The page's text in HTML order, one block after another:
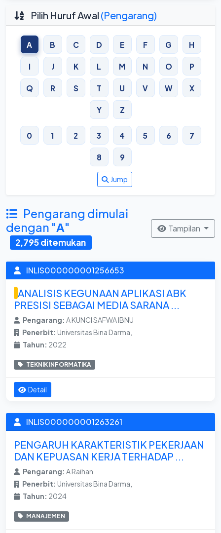
Pilih Huruf Awal (Pengarang)
A B C D E F G H
I J K L M N O P
Q R S T U V W X
Y Z
0 1 2 3 4 5 6 7
8 9
Jump
Pengarang dimulai
dengan "A"
2,795 ditemukan
Tampilan
INLIS000000001256653
ANALISIS KEGUNAAN APLIKASI ABK
PRESISI SEBAGAI MEDIA SARANA ...
Pengarang: A KUNCI SAFWA IBNU
Penerbit: Universitas Bina Darma,
Tahun: 2022
TEKNIK INFORMATIKA
Detail
INLIS000000001263261
PENGARUH KARAKTERISTIK PEKERJAAN
DAN KEPUASAN KERJA TERHADAP ...
Pengarang: A Raihan
Penerbit: Universitas Bina Darma,
Tahun: 2024
MANAJEMEN